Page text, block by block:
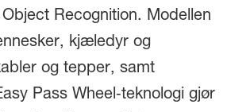
Recognition. Modellen
kjæledyr og
og tepper, samt
Pass Wheel‑teknologi gjør